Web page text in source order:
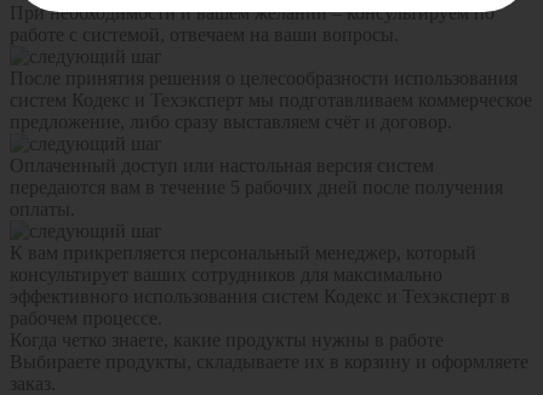
При необходимости и вашем желании – консультируем по
работе с системой, отвечаем на ваши вопросы.
После принятия решения о целесообразности использования
систем Кодекс и Техэксперт мы подготавливаем коммерческое
предложение, либо сразу выставляем счёт и договор.
Оплаченный доступ или настольная версия систем
передаются вам в течение 5 рабочих дней после получения
оплаты.
К вам прикрепляется персональный менеджер, который
консультирует ваших сотрудников для максимально
эффективного использования систем Кодекс и Техэксперт в
рабочем процессе.
Когда четко знаете, какие продукты нужны в работе
Выбираете продукты, складываете их в корзину и оформляете
заказ.